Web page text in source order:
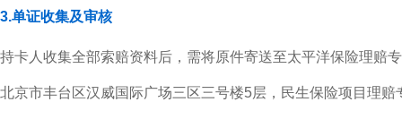
3.单证收集及审核
持卡人收集全部索赔资料后，需将原件寄送至太平洋保险理赔
北京市丰台区汉威国际广场三区三号楼5层，民生保险项目理